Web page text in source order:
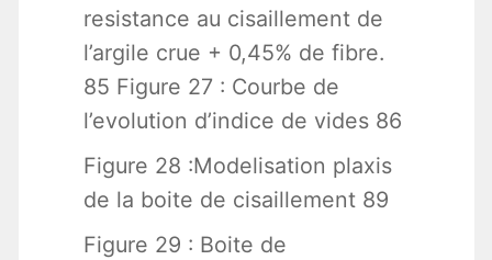
resistance au cisaillement de
l’argile crue + 0,45% de fibre.
85 Figure 27 : Courbe de
l’evolution d’indice de vides 86
Figure 28 :Modelisation plaxis
de la boite de cisaillement 89
Figure 29 : Boite de